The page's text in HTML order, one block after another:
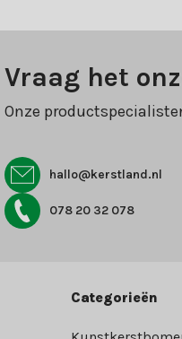
Vraag het
Onze
hallo@kerstland.nl
078 20 32 078
Categorieën